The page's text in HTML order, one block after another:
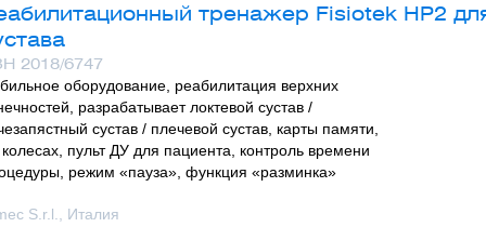
тренажер Fisiotek HP2
2018/6747
оборудование, реабилитация верхних
разрабатывает локтевой сустав /
сустав / плечевой сустав, карты памяти,
пульт ДУ для пациента, контроль времени
режим «пауза», функция «разминка»
S.r.l., Италия